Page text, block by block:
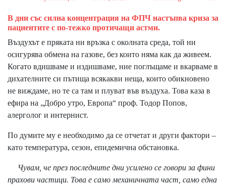
В дни със силна концентрация на ФПЧ настъпва криза за
пациентите с по-тежко протичащи астми.
Въздухът е пряката ни връзка с околната среда, той ни
осигурява обмена на газове, без които няма как да живеем.
Когато вдишваме и издишваме, ние поглъщаме и вкарваме в
дихателните си пътища всякакви неща, които обикновено
не виждаме, но те са там и плуват във въздуха. Това каза в
ефира на „Добро утро, Европа“ проф. Тодор Попов,
алерголог и интернист.
По думите му е необходимо да се отчетат и други фактори –
като температура, сезон, епидемична обстановка.
Чувам, че през последните дни усилено се говори за фини
прахови частици. Това е само механичната част, само една